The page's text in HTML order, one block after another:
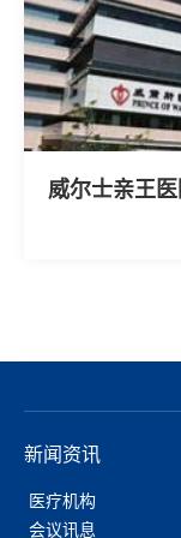
威尔士亲王
新闻资讯
医疗机构
会议讯息